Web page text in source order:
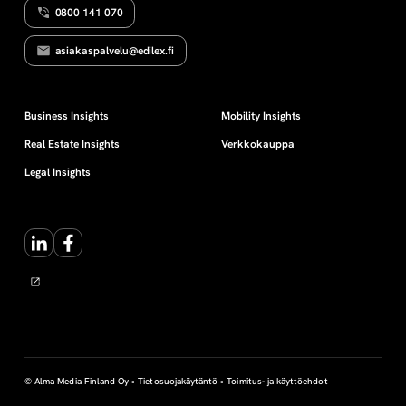
e
p
ä
ä
t
t
y
m
E
N
0800 141 070
asiakaspalvelu@edilex.fi
Business Insights
Real Estate Insights
Legal Insights
Mobility Insights
Verkkokauppa
LinkedInFacebook
© Alma Media Finland Oy •Tietosuojakäytäntö •Toimitus- ja käyttöehdot